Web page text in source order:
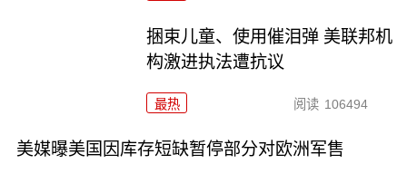
捆束儿童、使用催泪弹 美联邦机
构激进执法遭抗议
最热 阅读 106494
美媒曝美国因库存短缺暂停部分对欧洲军售